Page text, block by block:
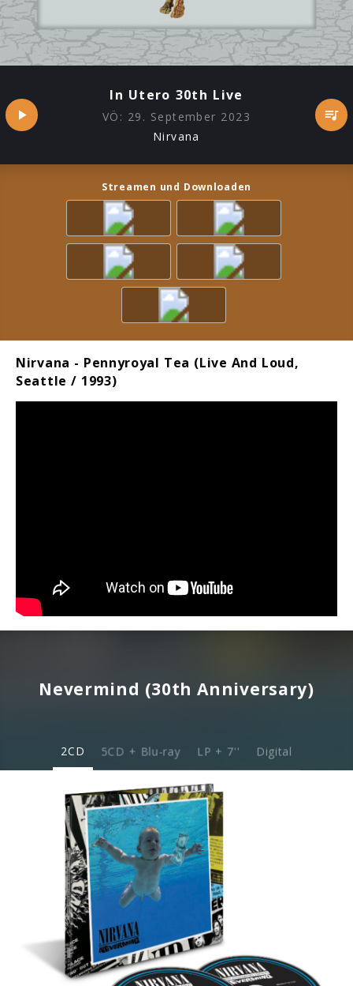
In Utero 30th Live
VÖ: 29. September 2023
Nirvana
Streamen und Downloaden
Nirvana - Pennyroyal Tea (Live And Loud,
Seattle / 1993)
Nevermind (30th Anniversary)
2CD 5CD + Blu-ray LP + 7'' Digital